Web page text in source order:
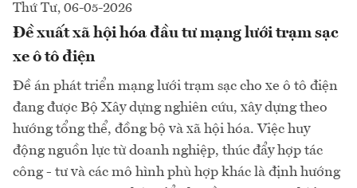
Thứ Tư, 06-05-2026
Đề xuất xã hội hóa đầu tư mạng lưới trạm sạc
xe ô tô điện
Đề án phát triển mạng lưới trạm sạc cho xe ô tô điện
đang được Bộ Xây dựng nghiên cứu, xây dựng theo
hướng tổng thể, đồng bộ và xã hội hóa. Việc huy
động nguồn lực từ doanh nghiệp, thúc đẩy hợp tác
công - tư và các mô hình phù hợp khác là định hướng